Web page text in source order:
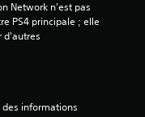
7
Network n'est pas
PS4 principale ; elle
d'autres